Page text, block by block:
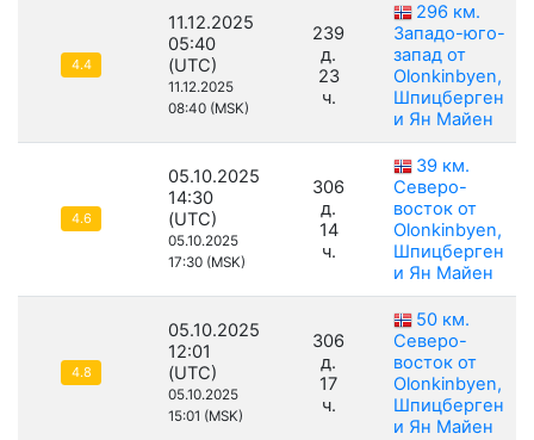
4.4
11.12.2025
05:40
(UTC)
11.12.2025
08:40 (MSK)
239
д.
23
ч.
296 км.
Западо-юго-
запад от
Olonkinbyen,
Шпицберген
и Ян Майен
4.6
05.10.2025
14:30
(UTC)
05.10.2025
17:30 (MSK)
306
д.
14
ч.
39 км.
Северо-
восток от
Olonkinbyen,
Шпицберген
и Ян Майен
4.8
05.10.2025
12:01
(UTC)
05.10.2025
15:01 (MSK)
306
д.
17
ч.
50 км.
Северо-
восток от
Olonkinbyen,
Шпицберген
и Ян Майен